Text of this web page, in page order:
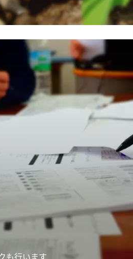
も行います